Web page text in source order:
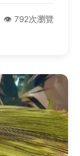
👁️ 792次瀏覽